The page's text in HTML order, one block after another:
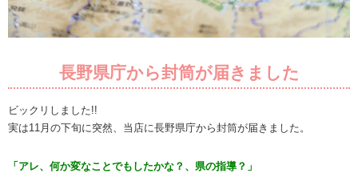
長野県庁から封筒が届きました
ビックリしました!!
実は11月の下旬に突然、当店に長野県庁から封筒が届きました。
「アレ、何か変なことでもしたかな？、県の指導？」